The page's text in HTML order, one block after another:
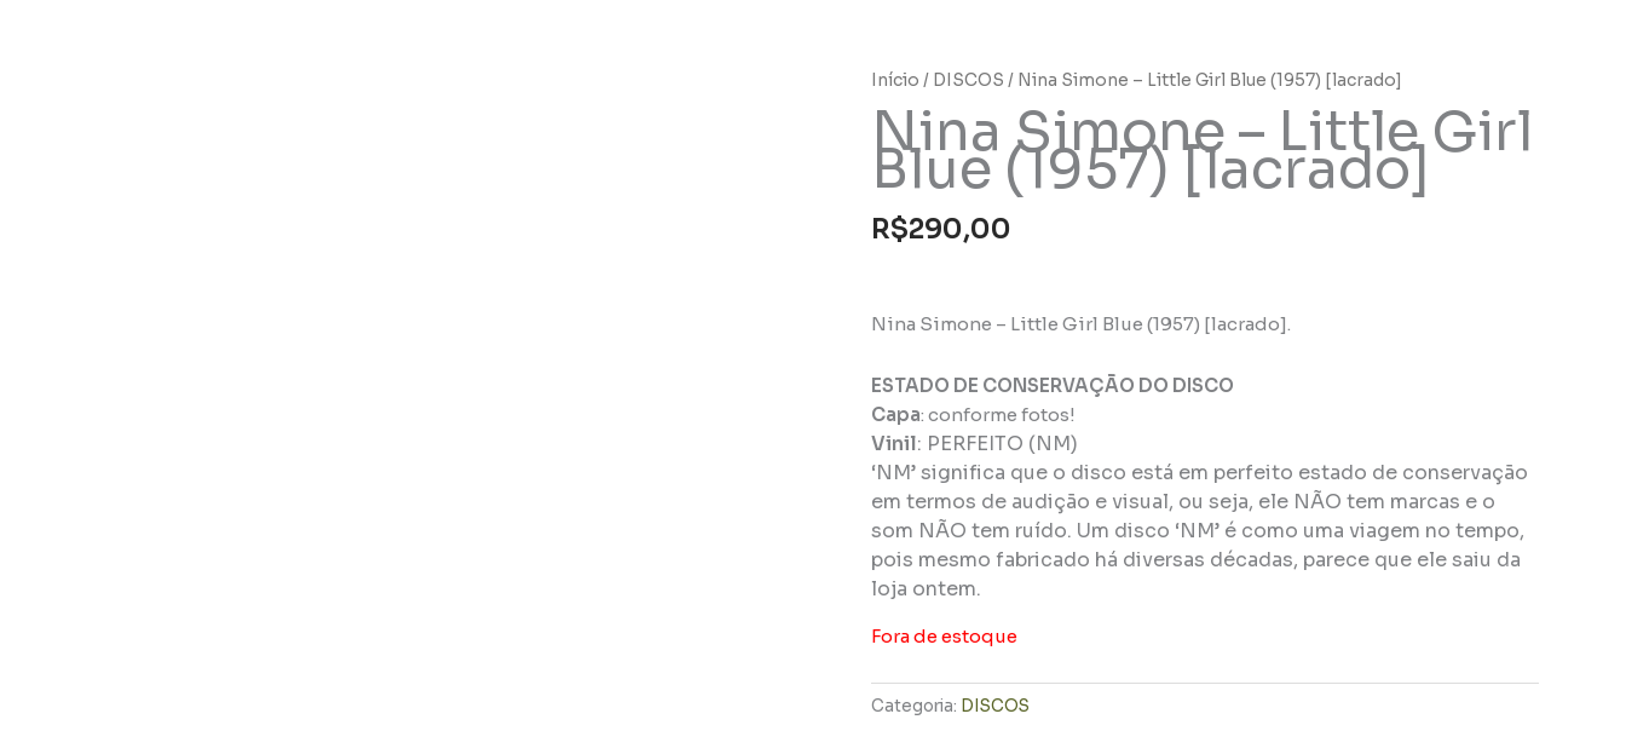
Início / DISCOS / Nina Simone – Little Girl Blue (1957) [lacrado]
Nina Simone – Little Girl
Blue (1957) [lacrado]
R$290,00
Nina Simone – Little Girl Blue (1957) [lacrado].
ESTADO DE CONSERVAÇÃO DO DISCO
Capa: conforme fotos!
Vinil: PERFEITO (NM)
‘NM’ significa que o disco está em perfeito estado de conservação
em termos de audição e visual, ou seja, ele NÃO tem marcas e o
som NÃO tem ruído. Um disco ‘NM’ é como uma viagem no tempo,
pois mesmo fabricado há diversas décadas, parece que ele saiu da
loja ontem.
Fora de estoque
Categoria: DISCOS